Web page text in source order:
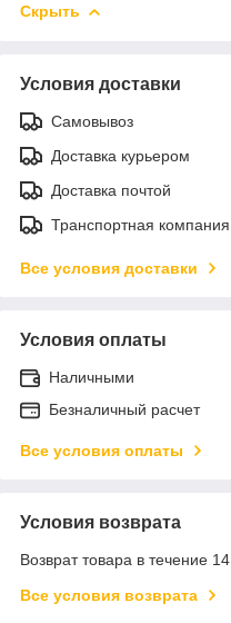
Скрыть
Условия доставки
Самовывоз
Доставка курьером
Доставка почтой
Транспортная компания
Все условия доставки
Условия оплаты
Наличными
Безналичный расчет
Все условия оплаты
Условия возврата
Возврат товара в течение
Все условия возврата